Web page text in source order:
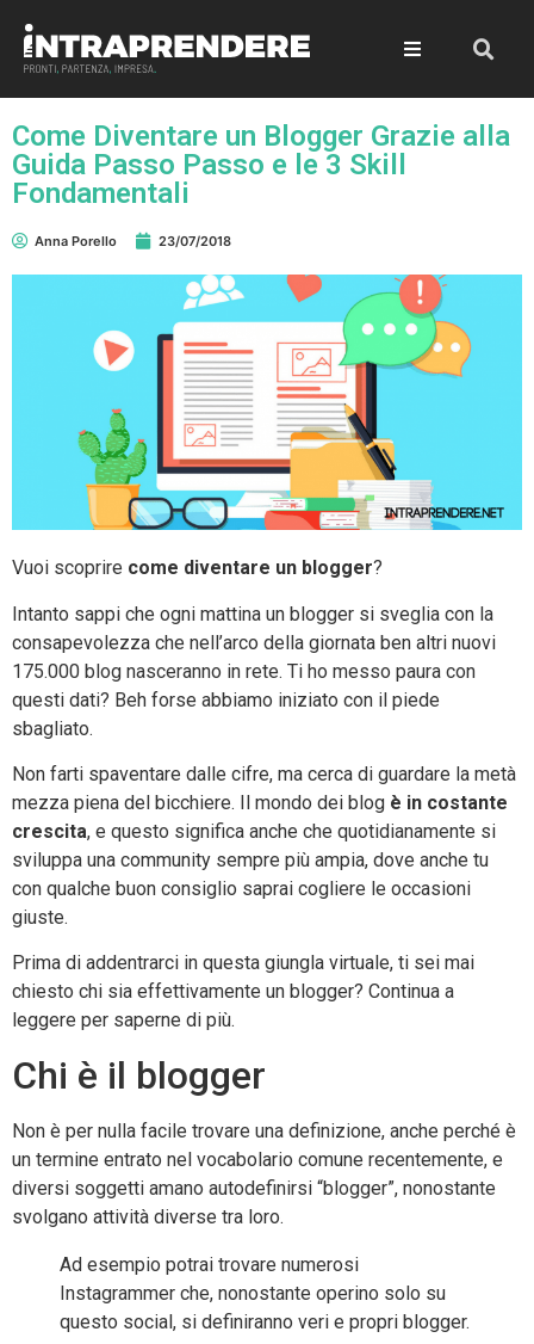
Come Diventare un Blogger Grazie alla
Guida Passo Passo e le 3 Skill
Fondamentali
Anna Porello 23/07/2018
Vuoi scoprire come diventare un blogger?
Intanto sappi che ogni mattina un blogger si sveglia con la
consapevolezza che nell’arco della giornata ben altri nuovi
175.000 blog nasceranno in rete. Ti ho messo paura con
questi dati? Beh forse abbiamo iniziato con il piede
sbagliato.
Non farti spaventare dalle cifre, ma cerca di guardare la metà
mezza piena del bicchiere. Il mondo dei blog è in costante
crescita, e questo significa anche che quotidianamente si
sviluppa una community sempre più ampia, dove anche tu
con qualche buon consiglio saprai cogliere le occasioni
giuste.
Prima di addentrarci in questa giungla virtuale, ti sei mai
chiesto chi sia effettivamente un blogger? Continua a
leggere per saperne di più.
Chi è il blogger
Non è per nulla facile trovare una definizione, anche perché è
un termine entrato nel vocabolario comune recentemente, e
diversi soggetti amano autodefinirsi “blogger”, nonostante
svolgano attività diverse tra loro.
Ad esempio potrai trovare numerosi
Instagrammer che, nonostante operino solo su
questo social, si definiranno veri e propri blogger.